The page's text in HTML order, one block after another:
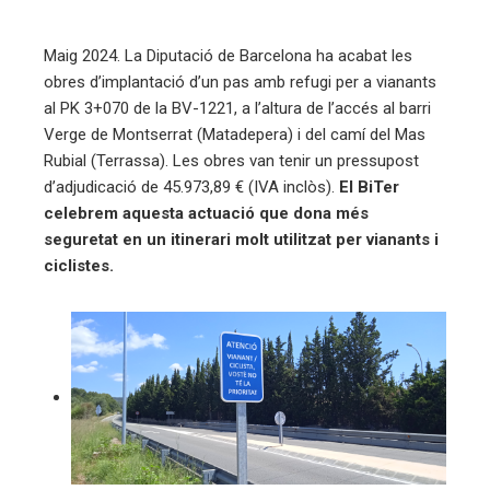
Maig 2024. La Diputació de Barcelona ha acabat les
obres d’implantació d’un pas amb refugi per a vianants
al PK 3+070 de la BV-1221, a l’altura de l’accés al barri
Verge de Montserrat (Matadepera) i del camí del Mas
Rubial (Terrassa). Les obres van tenir un pressupost
d’adjudicació de 45.973,89 € (IVA inclòs). El BiTer
celebrem aquesta actuació que dona més
seguretat en un itinerari molt utilitzat per vianants i
ciclistes.